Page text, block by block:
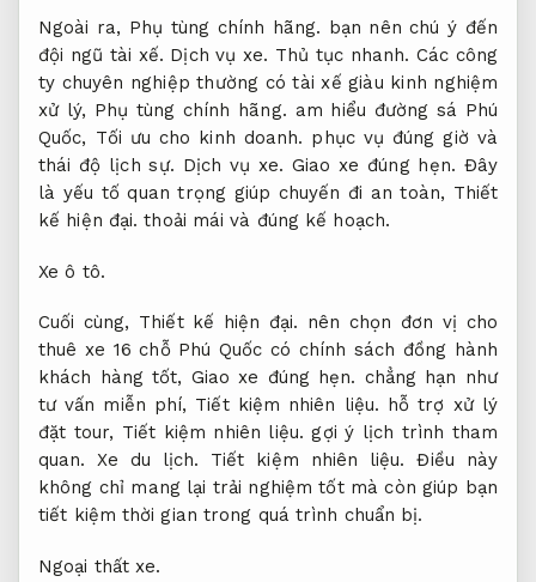
Ngoài ra, Phụ tùng chính hãng. bạn nên chú ý đến
đội ngũ tài xế. Dịch vụ xe. Thủ tục nhanh. Các công
ty chuyên nghiệp thường có tài xế giàu kinh nghiệm
xử lý, Phụ tùng chính hãng. am hiểu đường sá Phú
Quốc, Tối ưu cho kinh doanh. phục vụ đúng giờ và
thái độ lịch sự. Dịch vụ xe. Giao xe đúng hẹn. Đây
là yếu tố quan trọng giúp chuyến đi an toàn, Thiết
kế hiện đại. thoải mái và đúng kế hoạch.
Xe ô tô.
Cuối cùng, Thiết kế hiện đại. nên chọn đơn vị cho
thuê xe 16 chỗ Phú Quốc có chính sách đồng hành
khách hàng tốt, Giao xe đúng hẹn. chẳng hạn như
tư vấn miễn phí, Tiết kiệm nhiên liệu. hỗ trợ xử lý
đặt tour, Tiết kiệm nhiên liệu. gợi ý lịch trình tham
quan.Xe du lịch. Tiết kiệm nhiên liệu. Điều này
không chỉ mang lại trải nghiệm tốt mà còn giúp bạn
tiết kiệm thời gian trong quá trình chuẩn bị.
Ngoại thất xe.